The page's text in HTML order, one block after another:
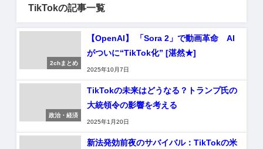
TikTokの記事一覧
2chまとめ
【OpenAI】 「Sora 2」で動画革命 AI
がついに“TikTok化” [湛然★]
2025年10月7日
政治・経済
TikTokの未来はどうなる？トランプ氏の
大統領令の影響を考える
2025年1月20日
新法発効前夜のサバイバル：TikTokの米